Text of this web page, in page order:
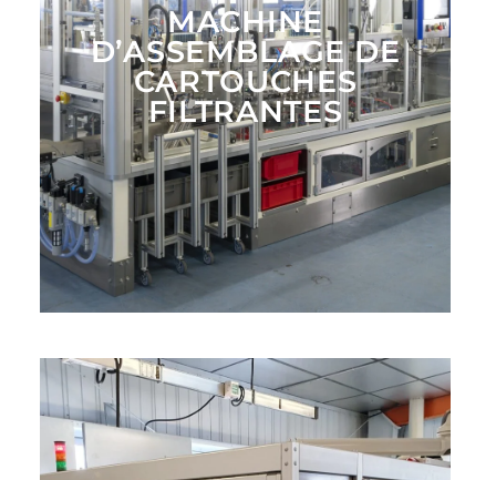
MACHINE
D’ASSEMBLAGE DE
CARTOUCHES
FILTRANTES